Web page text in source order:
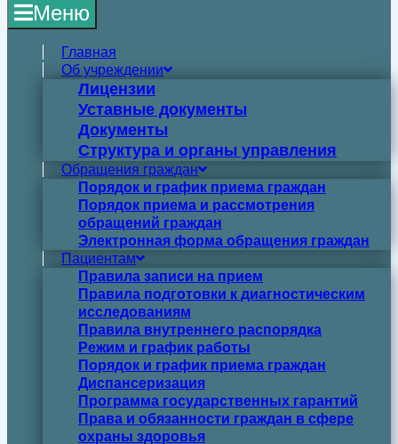
Меню
Главная
Об учреждении
Лицензии
Уставные документы
Документы
Структура и органы управления
Обращения граждан
Порядок и график приема граждан
Порядок приема и рассмотрения
обращений граждан
Электронная форма обращения граждан
Пациентам
Правила записи на прием
Правила подготовки к диагностическим
исследованиям
Правила внутреннего распорядка
Режим и график работы
Порядок и график приема граждан
Диспансеризация
Программа государственных гарантий
Права и обязанности граждан в сфере
охраны здоровья